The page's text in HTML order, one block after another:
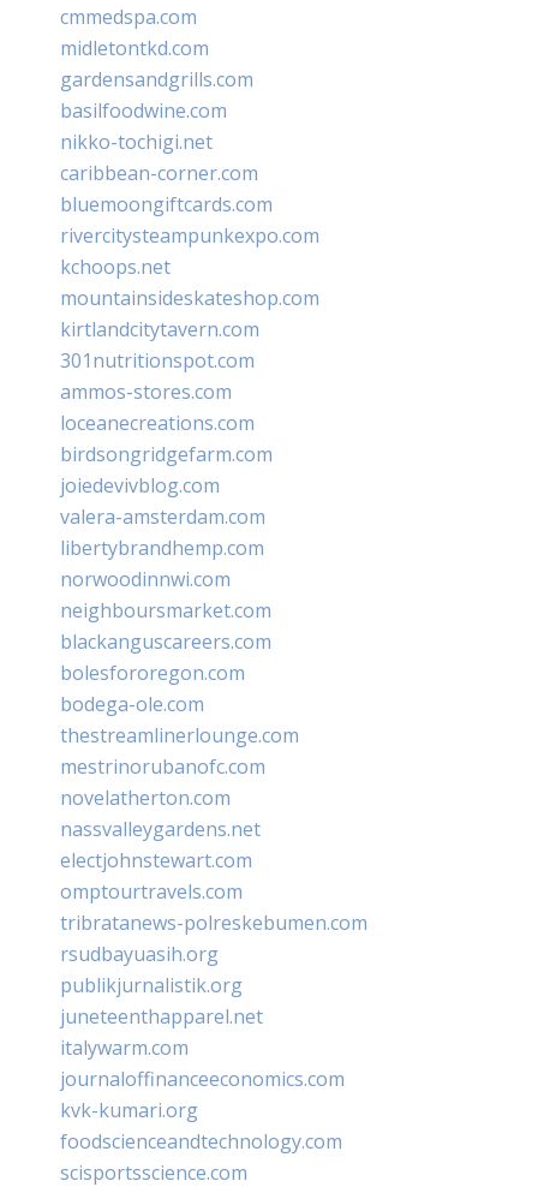
cmmedspa.com
midletontkd.com
gardensandgrills.com
basilfoodwine.com
nikko-tochigi.net
caribbean-corner.com
bluemoongiftcards.com
rivercitysteampunkexpo.com
kchoops.net
mountainsideskateshop.com
kirtlandcitytavern.com
301nutritionspot.com
ammos-stores.com
loceanecreations.com
birdsongridgefarm.com
joiedevivblog.com
valera-amsterdam.com
libertybrandhemp.com
norwoodinnwi.com
neighboursmarket.com
blackanguscareers.com
bolesfororegon.com
bodega-ole.com
thestreamlinerlounge.com
mestrinorubanofc.com
novelatherton.com
nassvalleygardens.net
electjohnstewart.com
omptourtravels.com
tribratanews-polreskebumen.com
rsudbayuasih.org
publikjurnalistik.org
juneteenthapparel.net
italywarm.com
journaloffinanceeconomics.com
kvk-kumari.org
foodscienceandtechnology.com
scisportsscience.com